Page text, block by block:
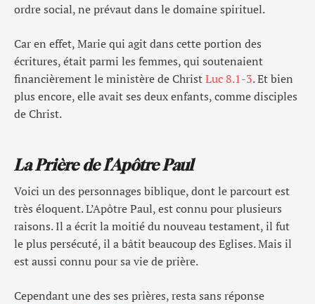
ordre social, ne prévaut dans le domaine spirituel.
Car en effet, Marie qui agit dans cette portion des
écritures, était parmi les femmes, qui soutenaient
financièrement le ministère de ChristLuc 8.1-3. Et bien
plus encore, elle avait ses deux enfants, comme disciples
de Christ.
La Prière de l’Apôtre Paul
Voici un des personnages biblique, dont le parcourt est
très éloquent. L’Apôtre Paul, est connu pour plusieurs
raisons. Il a écrit la moitié du nouveau testament, il fut
le plus persécuté, il a bâtit beaucoup des Eglises. Mais il
est aussi connu pour sa vie de prière.
Cependant une des ses prières, resta sans réponse